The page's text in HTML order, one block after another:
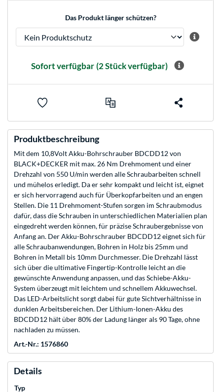
Das Produkt länger schützen?
Sofort verfügbar (2 Stück verfügbar)
Produktbeschreibung
Mit dem 10,8Volt Akku-Bohrschrauber BDCDD12 von
BLACK+DECKER mit max. 26 Nm Drehmoment und einer
Drehzahl von 550 U/min werden alle Schraubarbeiten schnell
und mühelos erledigt. Da er sehr kompakt und leicht ist, eignet
er sich hervorragend auch für Überkopfarbeiten und an engen
Stellen. Die 11 Drehmoment-Stufen sorgen im Schraubmodus
dafür, dass die Schrauben in unterschiedlichen Materialien plan
eingedreht werden können, für präzise Schraubergebnisse von
Anfang an. Der Akku-Bohrschrauber BDCDD12 eignet sich für
alle Schraubanwendungen, Bohren in Holz bis 25mm und
Bohren in Metall bis 10mm Durchmesser. Die Drehzahl lässt
sich über die ultimative Fingertip-Kontrolle leicht an die
gewünschte Anwendung anpassen, und das Schiebe-Akku-
System überzeugt mit leichtem und schnellem Akkuwechsel.
Das LED-Arbeitslicht sorgt dabei für gute Sichtverhältnisse in
dunklen Arbeitsbereichen. Der Lithium-Ionen-Akku des
BDCDD12 hält über 80% der Ladung länger als 90 Tage, ohne
nachladen zu müssen.
Art.-Nr.: 1576860
Details
Typ